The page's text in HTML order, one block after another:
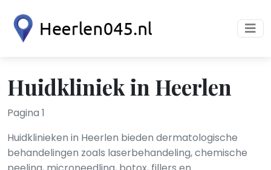
Huidkliniek in Heerlen
Pagina 1
Huidklinieken in Heerlen bieden dermatologische
behandelingen zoals laserbehandeling, chemische